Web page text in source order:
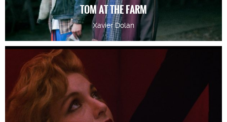
TOM AT THE FARM
Xavier Dolan